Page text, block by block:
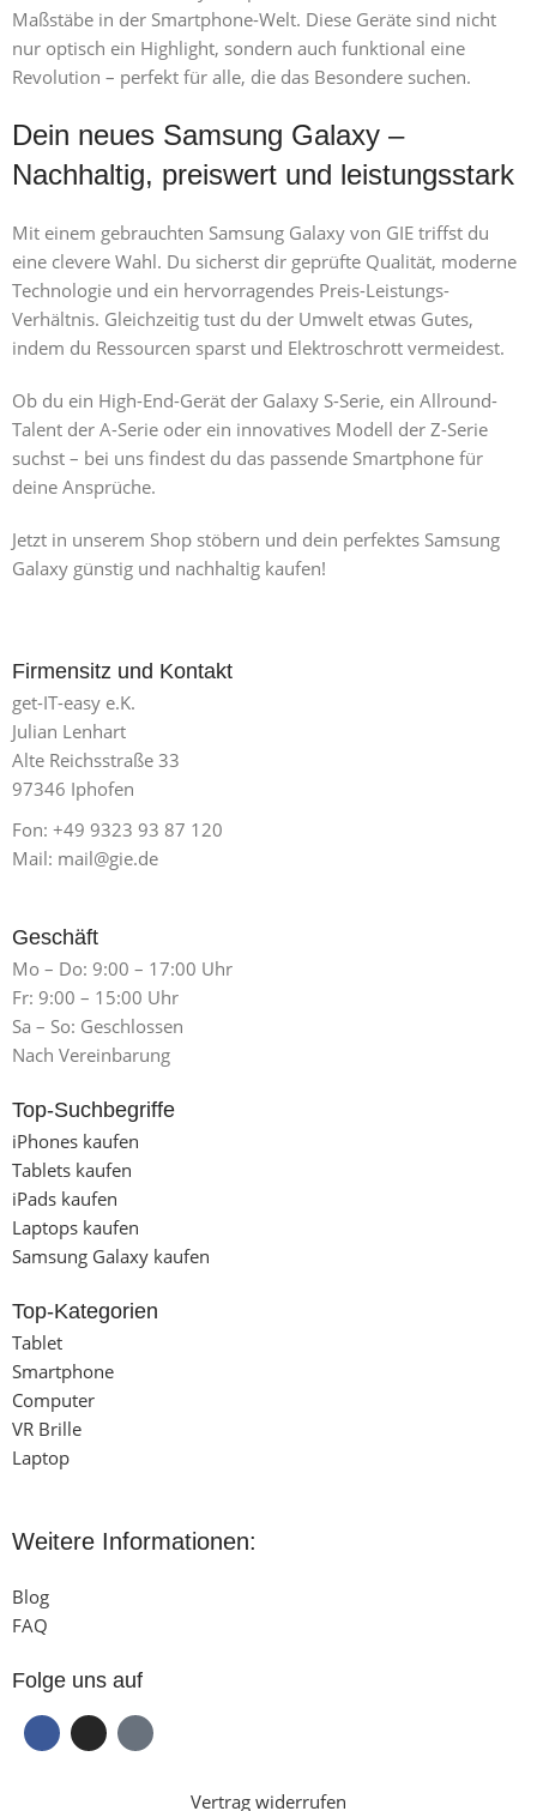
Maßstäbe in der Smartphone-Welt. Diese Geräte sind nicht
nur optisch ein Highlight, sondern auch funktional eine
Revolution – perfekt für alle, die das Besondere suchen.
Dein neues Samsung Galaxy –
Nachhaltig, preiswert und leistungsstark
Mit einem gebrauchten Samsung Galaxy von GIE triffst du
eine clevere Wahl. Du sicherst dir geprüfte Qualität, moderne
Technologie und ein hervorragendes Preis-Leistungs-
Verhältnis. Gleichzeitig tust du der Umwelt etwas Gutes,
indem du Ressourcen sparst und Elektroschrott vermeidest.
Ob du ein High-End-Gerät der Galaxy S-Serie, ein Allround-
Talent der A-Serie oder ein innovatives Modell der Z-Serie
suchst – bei uns findest du das passende Smartphone für
deine Ansprüche.
Jetzt in unserem Shop stöbern und dein perfektes Samsung
Galaxy günstig und nachhaltig kaufen!
Firmensitz und Kontakt
get-IT-easy e.K.
Julian Lenhart
Alte Reichsstraße 33
97346 Iphofen
Fon: +49 9323 93 87 120
Mail: mail@gie.de
Geschäft
Mo – Do: 9:00 – 17:00 Uhr
Fr: 9:00 – 15:00 Uhr
Sa – So: Geschlossen
Nach Vereinbarung
Top-Suchbegriffe
iPhones kaufen
Tablets kaufen
iPads kaufen
Laptops kaufen
Samsung Galaxy kaufen
Top-Kategorien
Tablet
Smartphone
Computer
VR Brille
Laptop
Weitere Informationen:
Blog
FAQ
Folge uns auf
Vertrag widerrufen